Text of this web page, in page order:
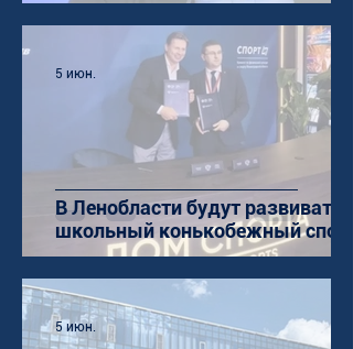
В Ленобласти будут развивать
школьный конькобежный спорт
5 июн.
5 июн.